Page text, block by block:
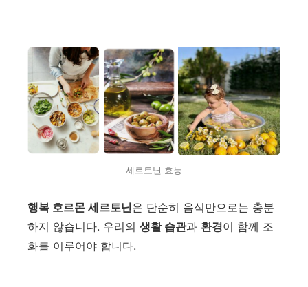
세르토닌 효능
행복 호르몬 세르토닌은 단순히 음식만으로는 충분
하지 않습니다. 우리의 생활 습관과 환경이 함께 조
화를 이루어야 합니다.